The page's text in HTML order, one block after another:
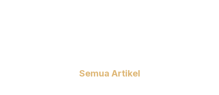
Semua Artikel